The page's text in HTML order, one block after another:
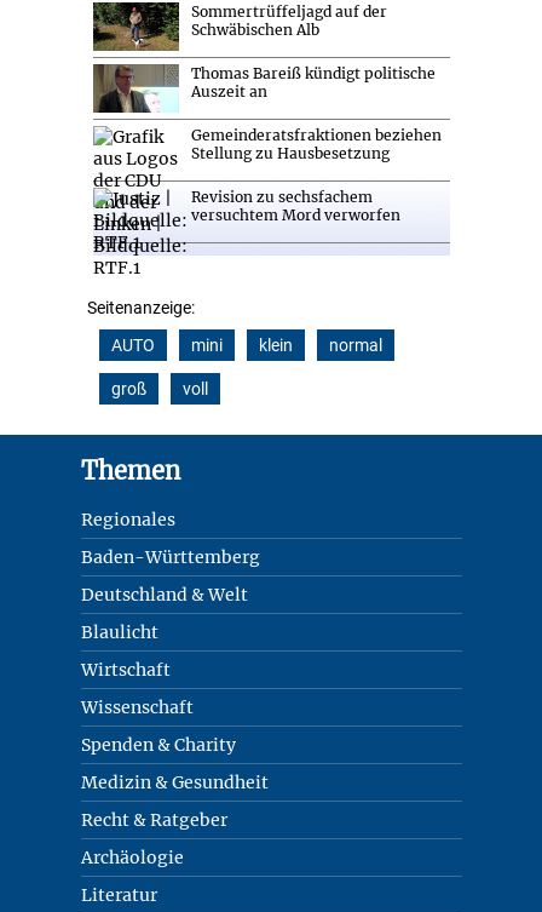
Sommertrüffeljagd auf der
Schwäbischen Alb
Thomas Bareiß kündigt politische
Auszeit an
Gemeinderatsfraktionen beziehen
Stellung zu Hausbesetzung
Revision zu sechsfachem
versuchtem Mord verworfen
Seitenanzeige:
AUTO
mini klein normal
groß voll
Themen
Regionales
Baden-Württemberg
Deutschland & Welt
Blaulicht
Wirtschaft
Wissenschaft
Spenden & Charity
Medizin & Gesundheit
Recht & Ratgeber
Archäologie
Literatur